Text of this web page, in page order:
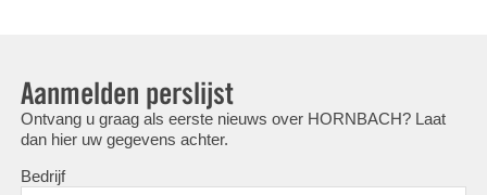
Aanmelden perslijst
Ontvang u graag als eerste nieuws over HORNBACH? Laat
dan hier uw gegevens achter.
Bedrijf